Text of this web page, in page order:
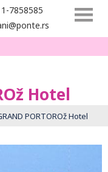
7858585
Hotel
PORTOROž Hotel